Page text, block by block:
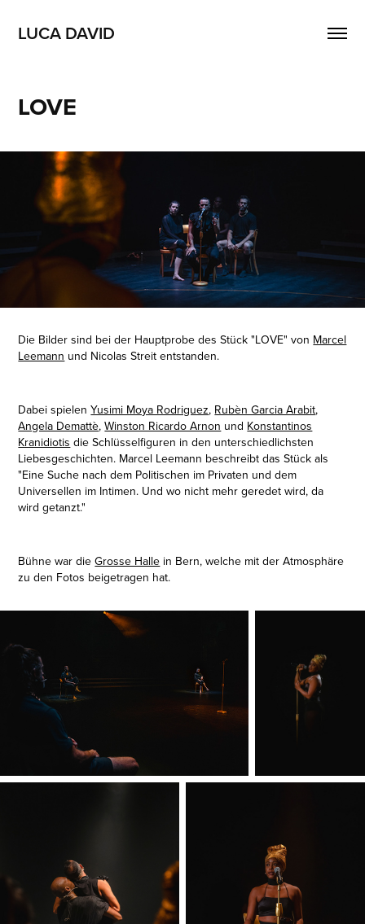
LUCA DAVID
LOVE
Die Bilder sind bei der Hauptprobe des Stück "LOVE" von Marcel
Leemann und Nicolas Streit entstanden.
Dabei spielenYusimi Moya Rodriguez, Rubèn Garcia Arabit,
Angela Demattè,Winston Ricardo Arnon und Konstantinos
Kranidiotis die Schlüsselfiguren in den unterschiedlichsten
Liebesgeschichten. Marcel Leemann beschreibt das Stück als
"Eine Suche nach dem Politischen im Privaten und dem
Universellen im Intimen. Und wo nicht mehr geredet wird, da
wird getanzt."
Bühne war dieGrosse Halle in Bern, welche mit der Atmosphäre
zu den Fotos beigetragen hat.